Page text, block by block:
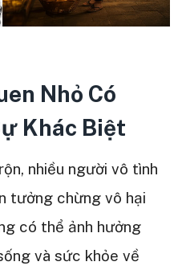
Nhỏ Có
Khác Biệt
nhiều người vô tình
tưởng chừng vô hại
có thể ảnh hưởng
và sức khỏe về